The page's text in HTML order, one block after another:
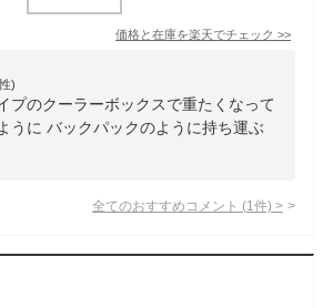
価格と在庫を楽天でチェック >>
)
プのクーラーボックスで重たくなって
うに バックパックのように持ち運ぶ
全てのおすすめコメント (1 件) >